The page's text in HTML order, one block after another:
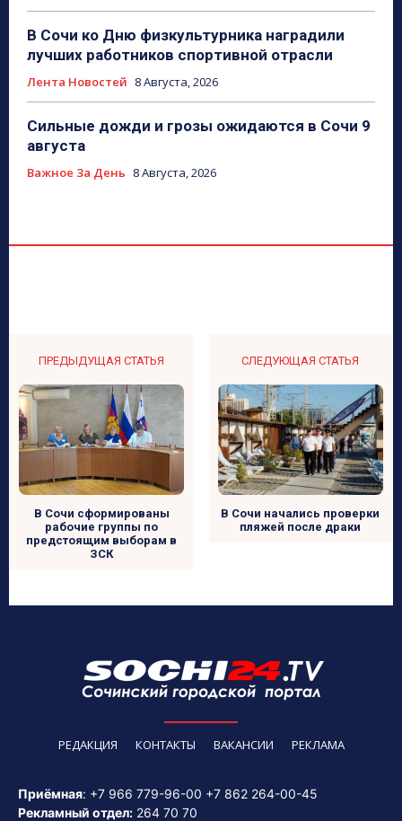
В Сочи ко Дню физкультурника наградили
лучших работников спортивной отрасли
Лента Новостей 8 Августа, 2026
Сильные дожди и грозы ожидаются в Сочи 9
августа
Важное За День 8 Августа, 2026
ПРЕДЫДУЩАЯ СТАТЬЯ
В Сочи сформированы
рабочие группы по
предстоящим выборам в
ЗСК
СЛЕДУЮЩАЯ СТАТЬЯ
В Сочи начались проверки
пляжей после драки
РЕДАКЦИЯ КОНТАКТЫ ВАКАНСИИ РЕКЛАМА
Приёмная: +7 966 779-96-00 +7 862 264-00-45
Рекламный отдел: 264 70 70